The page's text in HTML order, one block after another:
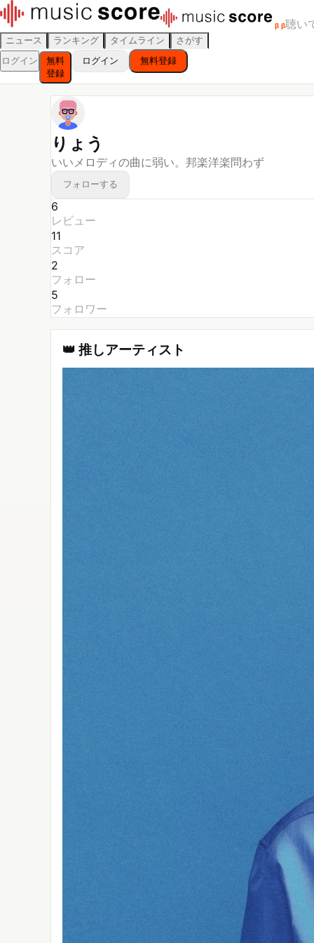
β β聴い
ニュース ランキング タイムライン
さがす
ログイン
無料
登録
ログイン 無料登録
りょう
いいメロディの曲に弱い。邦楽洋楽問わず
フォローする
6
レビュー
11
スコア
2
フォロー
5
フォロワー
👑 推しアーティスト